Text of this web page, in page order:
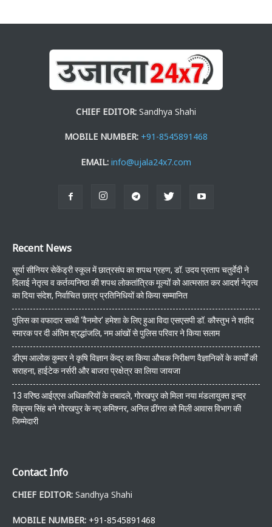
CHIEF EDITOR: Sandhya Shahi
MOBILE NUMBER: +91-8545891468
EMAIL: info@ujala24x7.com
Recent News
सूर्या सीनियर सेकेंड्री स्कूल में छात्रसंघ का शपथ ग्रहण, डॉ. उदय प्रताप चतुर्वेदी ने
दिलाई नेतृत्व व कर्तव्यनिष्ठा की शपथ लोकतांत्रिक मूल्यों को आत्मसात कर आदर्श नेतृत्व
का दिया संदेश, निर्वाचित छात्र प्रतिनिधियों को किया सम्मानित
पुलिस का वफादार साथी ‘वैनमोर’ हमेशा के लिए हुआ विदा एसएसपी डॉ. कौस्तुभ ने शहीद
स्मारक पर दी अंतिम श्रद्धांजलि, नम आंखों से पुलिस परिवार ने किया सलाम
डीएम आलोक कुमार ने कृषि विज्ञान केंद्र का किया औचक निरीक्षण वैज्ञानिकों के कार्यों की
सराहना, हाईटेक नर्सरी और बाजरा प्रक्षेत्र का लिया जायजा
13 वरिष्ठ आईएएस अधिकारियों के तबादले, गोरखपुर को मिला नया मंडलायुक्त इन्द्र
विक्रम सिंह बने गोरखपुर के नए कमिश्नर, अनिल ढींगरा को मिली आवास विभाग की
जिम्मेदारी
Contact Info
CHIEF EDITOR: Sandhya Shahi
MOBILE NUMBER: +91-8545891468